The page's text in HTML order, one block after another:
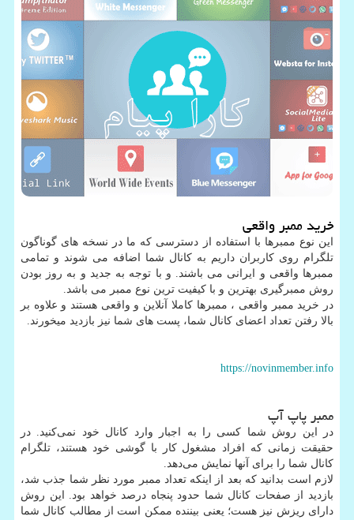
خرید ممبر واقعی
این نوع ممبرها با استفاده از دسترسی که ما در نسخه های گوناگون
تلگرام روی کاربران داریم به کانال شما اضافه می شوند و تمامی
ممبرها واقعی و ایرانی می باشند. و با توجه به جدید و به روز بودن
روش ممبرگیری بهترین و با کیفیت ترین نوع ممبر می باشد.
در خرید ممبر واقعی ، ممبرها کاملا آنلاین و واقعی هستند و علاوه بر
بالا رفتن تعداد اعضای کانال شما، پست های شما نیز بازدید میخورند.
https://novinmember.info
ممبر پاپ آپ
در این روش شما کسی را به اجبار وارد کانال خود نمی‌کنید. در
حقیقت زمانی که افراد مشغول کار با گوشی خود هستند، تلگرام
کانال شما را برای آنها نمایش می‌دهد.
لازم است بدانید که بعد از اینکه تعداد ممبر مورد نظر شما جذب شد،
بازدید از صفحات کانال شما حدود پنجاه درصد خواهد بود. این روش
دارای ریزش نیز هست؛ یعنی بیننده ممکن است از مطالب کانال شما